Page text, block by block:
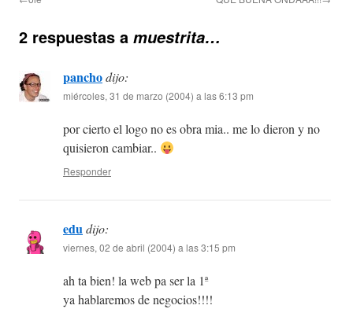
2 respuestas a muestrita…
panchodijo:
miércoles, 31 de marzo (2004) a las 6:13 pm
por cierto el logo no es obra mia.. me lo dieron y no
quisieron cambiar..
Responder
edudijo:
viernes, 02 de abril (2004) a las 3:15 pm
ah ta bien! la web pa ser la 1ª
ya hablaremos de negocios!!!!